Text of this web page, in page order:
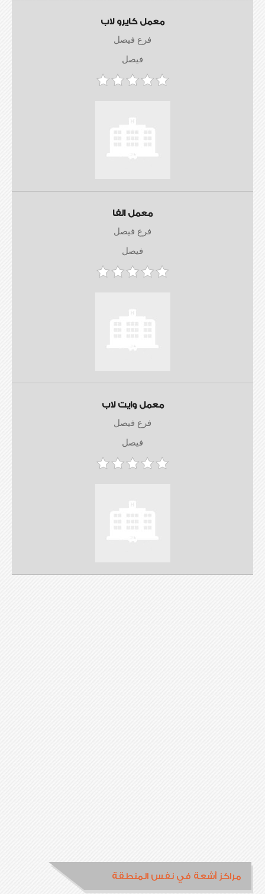
معمل كايرو لاب
فرع فيصل
فيصل
معمل الفا
فرع فيصل
فيصل
معمل وايت لاب
فرع فيصل
فيصل
مراكز أشعة في نفس المنطقة